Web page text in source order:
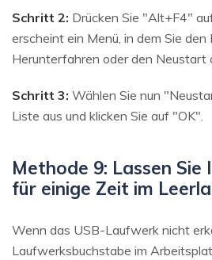
Schritt 2: Drücken Sie "Alt+F4"
erscheint ein Menü, in dem Sie den
Herunterfahren oder den Neustart
Schritt 3: Wählen Sie nun
Liste aus und klicken Sie auf "OK".
Methode 9: Lassen
für einige Zeit im
Wenn das USB-Laufwerk nicht
Laufwerksbuchstabe im